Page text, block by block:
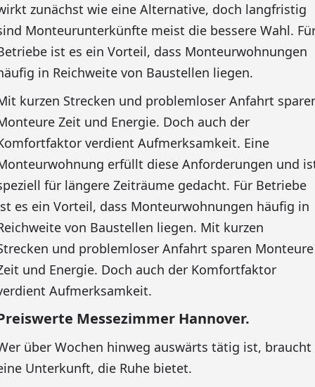
zunächst wie eine Alternative, doch langfristig
Monteurunterkünfte meist die bessere Wahl.
ist es ein Vorteil, dass Monteurwohnungen
in Reichweite von Baustellen liegen.
kurzen Strecken und problemloser Anfahrt
Zeit und Energie. Doch auch der
verdient Aufmerksamkeit. Eine
erfüllt diese Anforderungen und
für längere Zeiträume gedacht. Für Betriebe
es ein Vorteil, dass Monteurwohnungen häufig in
von Baustellen liegen. Mit kurzen
und problemloser Anfahrt sparen Monteure
und Energie. Doch auch der Komfortfaktor
Aufmerksamkeit.
Messezimmer Hannover.
über Wochen hinweg auswärts tätig ist, braucht
Unterkunft, die Ruhe bietet.